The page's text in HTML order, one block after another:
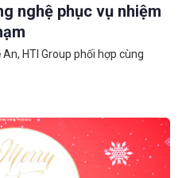
nghệ phục vụ nhiệm
HTI Group phối hợp cùng